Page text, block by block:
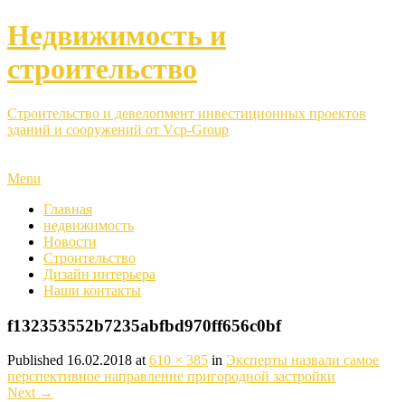
Недвижимость и
строительство
Строительство и девелопмент инвестиционных проектов
зданий и сооружений от Vcp-Group
Menu
Главная
недвижимость
Новости
Строительство
Дизайн интерьера
Наши контакты
f132353552b7235abfbd970ff656c0bf
Published 16.02.2018 at 610 × 385 in Эксперты назвали самое
перспективное направление пригородной застройки
Next →